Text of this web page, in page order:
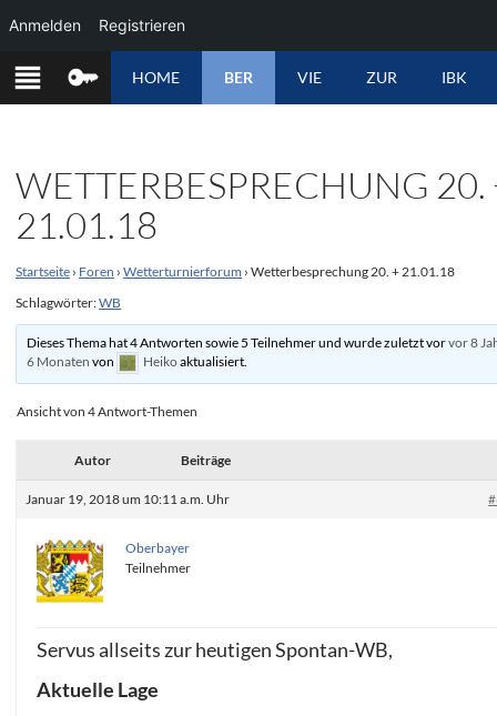
ZUM
INHALT
HOME BER VIE ZUR IBK
WETTERBESPRECHUNG 20.
21.01.18
Startseite › Foren › Wetterturnierforum › Wetterbesprechung 20. + 21.01.18
Schlagwörter:WB
Dieses Thema hat 4 Antworten sowie 5 Teilnehmer und wurde zuletzt vorvor 8
6 Monaten von Heikoaktualisiert.
Ansicht von 4 Antwort-Themen
Autor Beiträge
Januar 19, 2018 um 10:11 a.m. Uhr
Oberbayer
Teilnehmer
Servus allseits zur heutigen Spontan-WB,
Aktuelle Lage
Anmelden Registrieren